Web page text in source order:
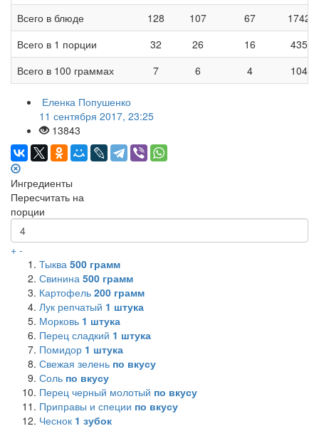
Всего в блюде
128 107 67
1742
Всего в 1 порции
32 26 16
435
Всего в 100 граммах
7 6 4 104
Еленка Попушенко
11 сентября 2017, 23:25
13843
Ингредиенты
Пересчитать на
порции
+ -
Тыква 500 грамм
Свинина 500 грамм
Картофель 200 грамм
Лук репчатый 1 штука
Морковь 1 штука
Перец сладкий 1 штука
Помидор 1 штука
Свежая зелень по вкусу
Соль по вкусу
Перец черный молотый по вкусу
Приправы и специи по вкусу
Чеснок 1 зубок